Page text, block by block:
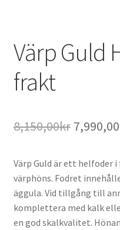
Värp Guld
frakt
8,150,00kr Det
priset
var:
7,990,00
Värp Guld är ett helfoder
värphöns. Fodret
äggula. Vid tillgång till
komplettera med kalk
en god skalkvalitet.